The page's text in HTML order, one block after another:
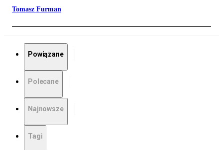
Tomasz Furman
Powiązane
Polecane
Najnowsze
Tagi